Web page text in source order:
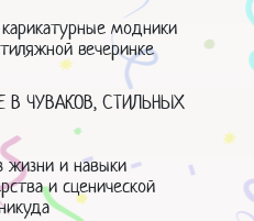
модники
вечеринке
В ЧУВАКОВ, СТИЛЬНЫХ
жизни и навыки
и сценической